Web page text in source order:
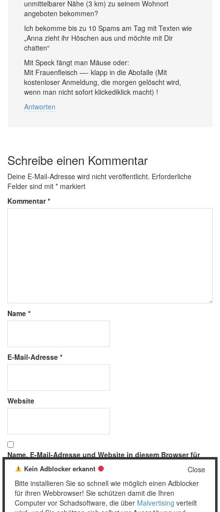
unmittelbarer Nähe (3 km) zu seinem Wohnort
angeboten bekommen?
Ich bekomme bis zu 10 Spams am Tag mit Texten wie
„Anna zieht ihr Höschen aus und möchte mit Dir
chatten“
Mit Speck fängt man Mäuse oder:
Mit Frauenfleisch —- klapp in die Abofalle (Mit
kostenloser Anmeldung, die morgen gelöscht wird,
wenn man nicht sofort klickediklick macht) !
Antworten
Schreibe einen Kommentar
Deine E-Mail-Adresse wird nicht veröffentlicht. Erforderliche
Felder sind mit * markiert
Kommentar*
Name *
E-Mail-Adresse *
Website
Name, E-Mail-Adresse und Website in diesem Browser für
meinen nächsten Kommentar speichern.
Close
Kein Adblocker erkannt
Bitte installieren Sie so schnell wie möglich einen Adblocker
für ihren Webbrowser! Sie schützen damit die Ihren
Computer vor Schadsoftware, die über Malvertising verteilt